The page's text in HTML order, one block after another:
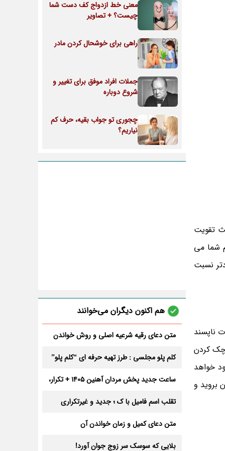
نیز باعث تقویت
شما می
و اگر شما زندگی مجردی دارید، اگر 15 دقیقه زودتر نسبت
ناپسند
چک کردن
خواهد
بروید و
معنی خط ازدواج کف دست شما
چیست؟ + تصاویر
راهی برای خوشحال کردن مادر
جملات افراد موفق برای تغییر و
شروع دوباره
چجوری تو جواب بقیه، حرف کم
نیاریم؟
هم اکنون دیگران می‌خوانند
متن دعای رقیه شرعیه اصلی و روش خواندن
کلم پلو مجلسی : طرز تهیه حرفه ای “کلم پلو”
ساعت جدید پخش مردان آهنین 1405 + تکرار،
تقلب اسم فامیل با ک ؛ جدید و غیرتکراری
متن دعای کمیل و زمان خواندن آن
بلایی که سوسک سر زوج جوان آورد!